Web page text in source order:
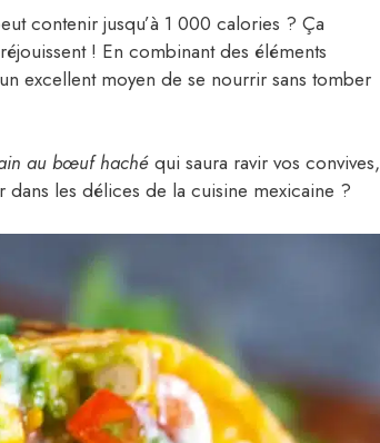
contenir jusqu’à 1 000 calories ? Ça
! En combinant des éléments
excellent moyen de se nourrir sans tomber
au bœuf haché qui saura ravir vos convives,
les délices de la cuisine mexicaine ?